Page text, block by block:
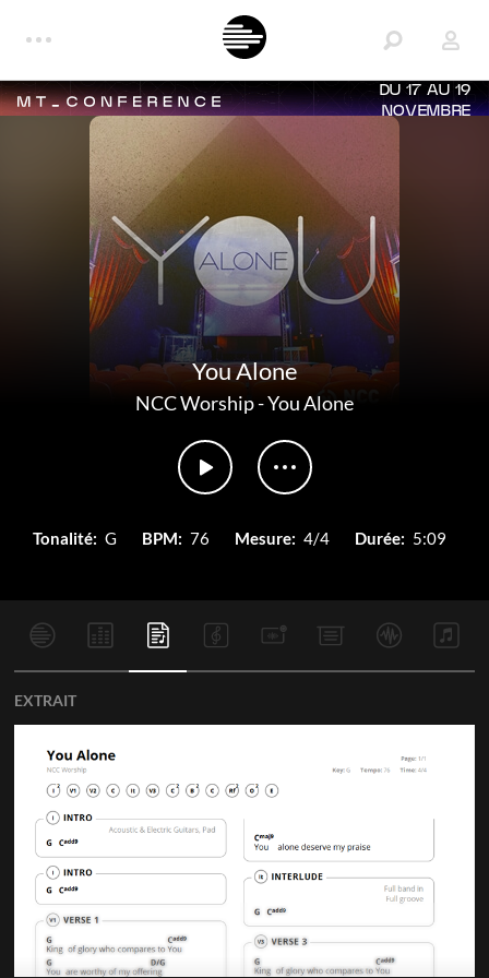
DU 17 AU 19
NOVEMBRE
You Alone
NCC Worship-You Alone
Tonalité: G BPM: 76 Mesure: 4/4 Durée: 5:09
EXTRAIT